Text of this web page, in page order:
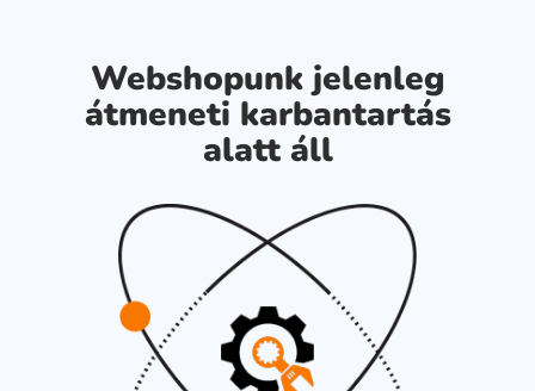
Webshopunk jelenleg
átmeneti karbantartás
alatt áll